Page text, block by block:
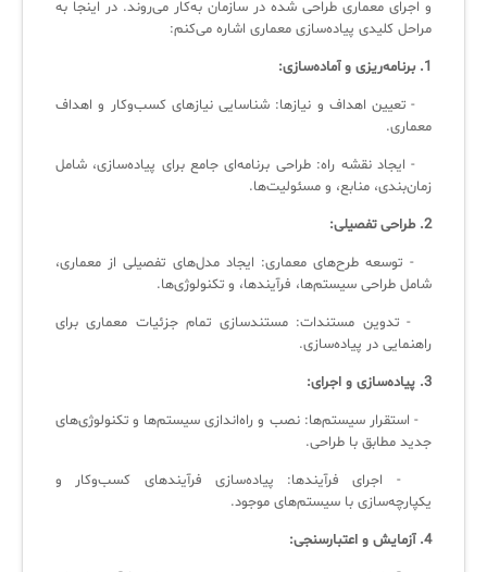
و اجرای معماری طراحی شده در سازمان به‌کار می‌روند. در اینجا به
مراحل کلیدی پیاده‌سازی معماری اشاره می‌کنم:
1. برنامه‌ریزی و آماده‌سازی:
- تعیین اهداف و نیازها: شناسایی نیازهای کسب‌وکار و اهداف
معماری.
- ایجاد نقشه راه: طراحی برنامه‌ای جامع برای پیاده‌سازی، شامل
زمان‌بندی، منابع، و مسئولیت‌ها.
2. طراحی تفصیلی:
- توسعه طرح‌های معماری: ایجاد مدل‌های تفصیلی از معماری،
شامل طراحی سیستم‌ها، فرآیندها، و تکنولوژی‌ها.
- تدوین مستندات: مستندسازی تمام جزئیات معماری برای
راهنمایی در پیاده‌سازی.
3. پیاده‌سازی و اجرای:
- استقرار سیستم‌ها: نصب و راه‌اندازی سیستم‌ها و تکنولوژی‌های
جدید مطابق با طراحی.
- اجرای فرآیندها: پیاده‌سازی فرآیندهای کسب‌وکار و
یکپارچه‌سازی با سیستم‌های موجود.
4. آزمایش و اعتبارسنجی:
✦
مدیریت خدمات سازمانی
اندپوینت سنترال [سامانه مدیریت نقاط پایانی]
AD360
Log360 ابزار SIEM
برنامه‌ساز هوشمند App Creator
سیستم هوشمند مدیریت فروش و فاکتور
سامانه مدیریت امنیت اطلاعات
✧
✦
مدیریت خدمات منابع انسانی
مجموعه راهکارهای آیناک
✦
آموزش سیستم مدیریت خدمات فناوری اطلاعات
آموزش‌ ویدیویی مفاهیم سرویس دسک
ITIL & SDP
آموزش فارسی ITIL4
چارچوب ITIL برای همه
فلافلی_فناوری
آرشیو دانلودهای مدانت
لیست دوره‌ها
مقالات آموزشی